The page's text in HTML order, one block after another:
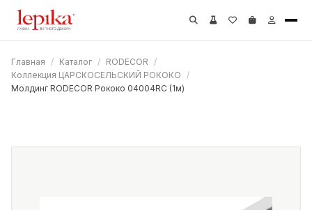
Главная / Каталог / RODECOR /
Коллекция ЦАРСКОСЕЛЬСКИЙ РОКОКО /
Молдинг RODECOR Рококо 04004RC (1м)